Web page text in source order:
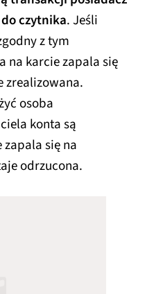
czytnika. Jeśli
z tym
na karcie zapala się
zrealizowana.
osoba
konta są
się na
odrzucona.